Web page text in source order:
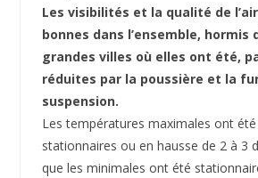
Les visibilités et la qualité de
bonnes dans l’ensemble, hormis
grandes villes où elles ont été,
réduites par la poussière et la
suspension.
Les températures maximales ont été
stationnaires ou en hausse de 2 à 3
que les minimales ont été